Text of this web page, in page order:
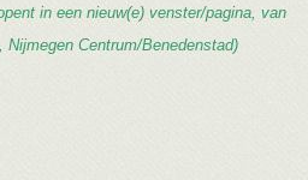
in een nieuw(e) venster/pagina, van
Nijmegen Centrum/Benedenstad)